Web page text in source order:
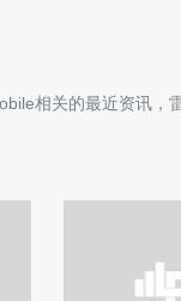
相关的最近资讯，